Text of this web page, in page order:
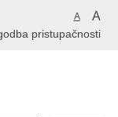
A A
pristupačnosti